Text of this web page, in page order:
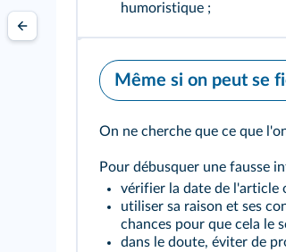
humoristique ;
Même si on peut se
On ne cherche que ce que
Pour débusquer une fausse
vérifier la date de l'article
utiliser sa raison et ses
chances pour que cela le
dans le doute, éviter de